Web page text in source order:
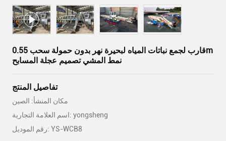
قارب لجمع نباتات المياه لبحيرة نهر بدون حمولة سحب 0.55m
نمط المشي تصميم عجلة المسابح
تفاصيل المنتج
مكان المنشأ: الصين
اسم العلامة التجارية: yongsheng
رقم الموديل: YS-WCB8